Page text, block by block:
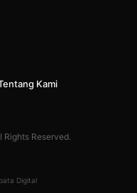
Kami
Reserved.
Digital